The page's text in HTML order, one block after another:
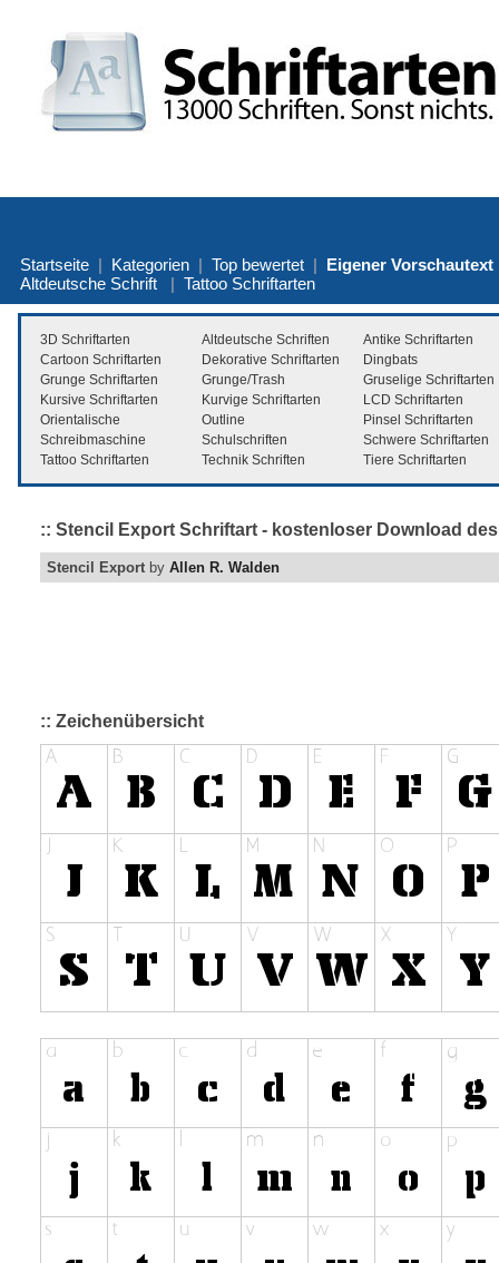
Startseite | Kategorien | Top bewertet | Eigener Vorschautext
Altdeutsche Schrift | Tattoo Schriftarten
3D Schriftarten Altdeutsche Schriften
Antike Schriftarten
Cartoon Schriftarten
Dekorative Schriftarten
Dingbats
Grunge Schriftarten
Grunge/Trash
Gruselige Schriftarten
Kursive Schriftarten
Kurvige Schriftarten
LCD Schriftarten
Orientalische
Outline
Pinsel Schriftarten
Schreibmaschine
Schulschriften
Schwere Schriftarten
Tattoo Schriftarten
Technik Schriften Tiere Schriftarten
:: Stencil Export Schriftart - kostenloser Download
Stencil Export by Allen R. Walden
:: Zeichenübersicht